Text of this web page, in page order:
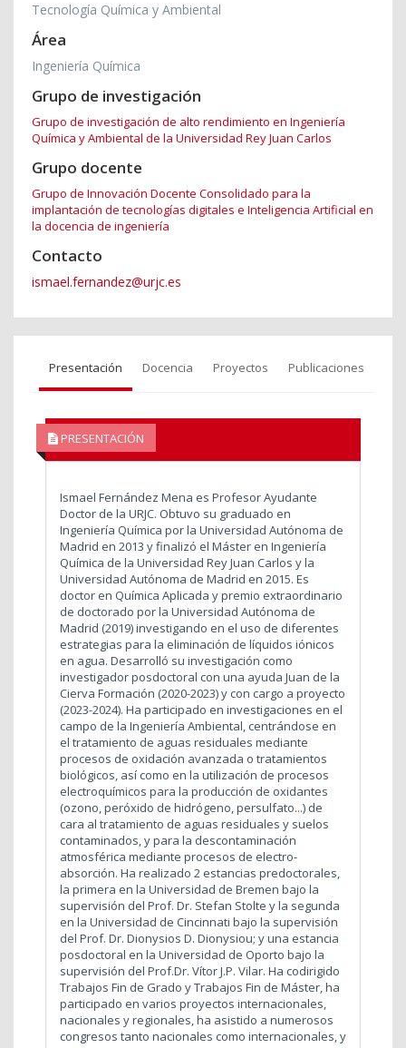
Tecnología Química y Ambiental
Área
Ingeniería Química
Grupo de investigación
Grupo de investigación de alto rendimiento en Ingeniería
Química y Ambiental de la Universidad Rey Juan Carlos
Grupo docente
Grupo de Innovación Docente Consolidado para la
implantación de tecnologías digitales e Inteligencia Artificial en
la docencia de ingeniería
Contacto
ismael.fernandez@urjc.es
Presentación Docencia Proyectos Publicaciones
PRESENTACIÓN
Ismael Fernández Mena es Profesor Ayudante
Doctor de la URJC. Obtuvo su graduado en
Ingeniería Química por la Universidad Autónoma de
Madrid en 2013 y finalizó el Máster en Ingeniería
Química de la Universidad Rey Juan Carlos y la
Universidad Autónoma de Madrid en 2015. Es
doctor en Química Aplicada y premio extraordinario
de doctorado por la Universidad Autónoma de
Madrid (2019) investigando en el uso de diferentes
estrategias para la eliminación de líquidos iónicos
en agua. Desarrolló su investigación como
investigador posdoctoral con una ayuda Juan de la
Cierva Formación (2020-2023) y con cargo a proyecto
(2023-2024). Ha participado en investigaciones en el
campo de la Ingeniería Ambiental, centrándose en
el tratamiento de aguas residuales mediante
procesos de oxidación avanzada o tratamientos
biológicos, así como en la utilización de procesos
electroquímicos para la producción de oxidantes
(ozono, peróxido de hidrógeno, persulfato...) de
cara al tratamiento de aguas residuales y suelos
contaminados, y para la descontaminación
atmosférica mediante procesos de electro-
absorción. Ha realizado 2 estancias predoctorales,
la primera en la Universidad de Bremen bajo la
supervisión del Prof. Dr. Stefan Stolte y la segunda
en la Universidad de Cincinnati bajo la supervisión
del Prof. Dr. Dionysios D. Dionysiou; y una estancia
posdoctoral en la Universidad de Oporto bajo la
supervisión del Prof.Dr. Vítor J.P. Vilar. Ha codirigido
Trabajos Fin de Grado y Trabajos Fin de Máster, ha
participado en varios proyectos internacionales,
nacionales y regionales, ha asistido a numerosos
congresos tanto nacionales como internacionales, y